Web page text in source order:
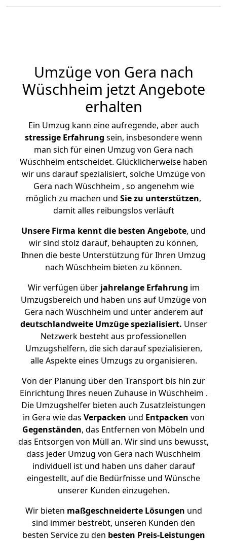
Umzüge von Gera nach
Wüschheim jetzt Angebote
erhalten
Ein Umzug kann eine aufregende, aber auch
stressige Erfahrung sein, insbesondere wenn
man sich für einen Umzug von Gera nach
Wüschheim entscheidet. Glücklicherweise haben
wir uns darauf spezialisiert, solche Umzüge von
Gera nach Wüschheim , so angenehm wie
möglich zu machen und Sie zu unterstützen,
damit alles reibungslos verläuft
Unsere Firma kennt die besten Angebote, und
wir sind stolz darauf, behaupten zu können,
Ihnen die beste Unterstützung für Ihren Umzug
nach Wüschheim bieten zu können.
Wir verfügen überjahrelange Erfahrung im
Umzugsbereich und haben uns auf Umzüge von
Gera nach Wüschheim und unter anderem auf
deutschlandweite Umzüge spezialisiert. Unser
Netzwerk besteht aus professionellen
Umzugshelfern, die sich darauf spezialisieren,
alle Aspekte eines Umzugs zu organisieren.
Von der Planung über den Transport bis hin zur
Einrichtung Ihres neuen Zuhause in Wüschheim .
Die Umzugshelfer bieten auch Zusatzleistungen
in Gera wie das Verpacken und Entpacken von
Gegenständen, das Entfernen von Möbeln und
das Entsorgen von Müll an. Wir sind uns bewusst,
dass jeder Umzug von Gera nach Wüschheim
individuell ist und haben uns daher darauf
eingestellt, auf die Bedürfnisse und Wünsche
unserer Kunden einzugehen.
Wir bieten maßgeschneiderte Lösungen und
sind immer bestrebt, unseren Kunden den
besten Service zu den besten Preis-Leistungen